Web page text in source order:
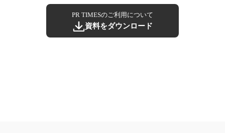
PR TIMESのご利用について
資料をダウンロード